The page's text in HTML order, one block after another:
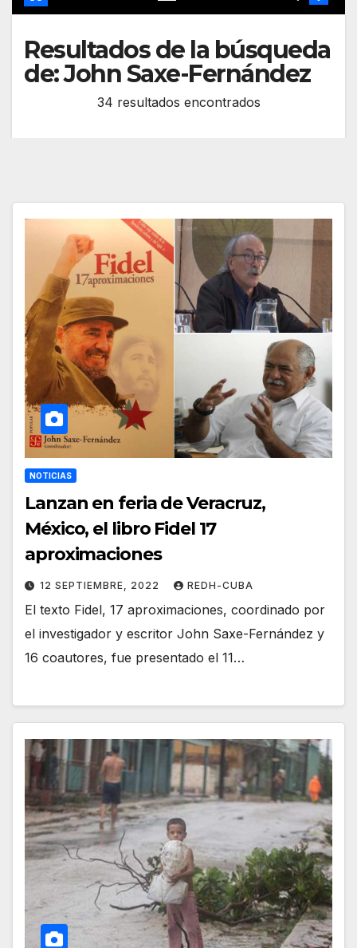
Resultados de la búsqueda
de:John Saxe-Fernández
34 resultados encontrados
NOTICIAS
Lanzan en feria de Veracruz,
México, el libro Fidel 17
aproximaciones
12 SEPTIEMBRE, 2022 REDH-CUBA
El texto Fidel, 17 aproximaciones, coordinado por
el investigador y escritor John Saxe-Fernández y
16 coautores, fue presentado el 11…